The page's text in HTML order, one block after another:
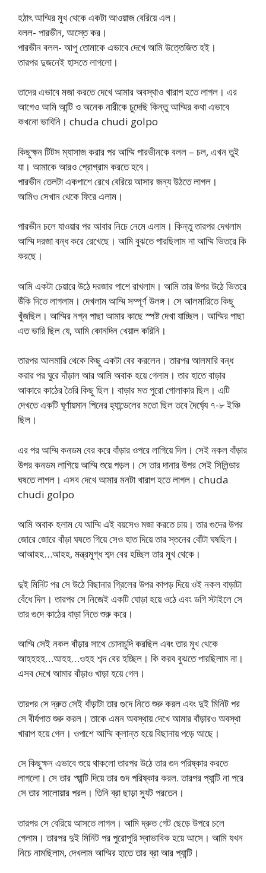
হঠাৎ আম্মির মুখ থেকে একটা আওয়াজ বেরিয়ে এল।
বলল- পারভীন, আস্তে কর।
পারভীন বলল- আপু তোমাকে এভাবে দেখে আমি উত্তেজিত হই।
তারপর দুজনেই হাসতে লাগলো।
তাদের এভাবে মজা করতে দেখে আমার অবস্থাও খারাপ হতে লাগল। এর
আগেও আমি আন্টি ও অনেক নারীকে চুদেছি কিন্তু আম্মির কথা এভাবে
কখনো ভাবিনি। chuda chudi golpo
কিছুক্ষন টিটস ম্যাসাজ করার পর আম্মি পারভীনকে বলল – চল, এখন তুই
যা। আমাকে আরও প্রোগ্রাম করতে হবে।
পারভীন তেলটা একপাশে রেখে বেরিয়ে আসার জন্য উঠতে লাগল।
আমিও সেখান থেকে ফিরে এলাম।
পারভীন চলে যাওয়ার পর আবার নিচে নেমে এলাম। কিন্তু তারপর দেখলাম
আম্মি দরজা বন্ধ করে রেখেছে। আমি বুঝতে পারছিলাম না আম্মি ভিতরে কি
করছে।
আমি একটা চেয়ারে উঠে দরজার পাশে রাখলাম। আমি তার উপর উঠে ভিতরে
উঁকি দিতে লাগলাম। দেখলাম আম্মি সম্পূর্ণ উলঙ্গ। সে আলমারিতে কিছু
খুঁজছিল। আম্মির নগ্ন পাছা আমার কাছে স্পষ্ট দেখা যাচ্ছিল। আম্মির পাছা
এত ভারি ছিল যে, আমি কোনদিন খেয়াল করিনি।
তারপর আলমারি থেকে কিছু একটা বের করলেন। তারপর আলমারি বন্ধ
করার পর ঘুরে দাঁড়াল আর আমি অবাক হয়ে গেলাম। তার হাতে বাড়ার
আকারে কাঠের তৈরি কিছু ছিল। বাড়ার মত পুরো গোলাকার ছিল। এটি
দেখতে একটি ঘূর্ণায়মান পিনের হ্যান্ডেলের মতো ছিল তবে দৈর্ঘ্যে ৭-৮ ইঞ্চি
ছিল।
এর পর আম্মি কনডম বের করে বাঁড়ার ওপরে লাগিয়ে দিল। সেই নকল বাঁড়ার
উপর কনডম লাগিয়ে আম্মি শুয়ে পড়ল। সে তার দানার উপর সেই সিলিন্ডার
ঘষতে লাগল। এসব দেখে আমার মনটা খারাপ হতে লাগল। chuda
chudi golpo
আমি অবাক হলাম যে আম্মি এই বয়সেও মজা করতে চায়। তার গুদের উপর
জোরে জোরে বাঁড়া ঘষতে গিয়ে সেও হাত দিয়ে তার স্তনের বোঁটা ঘষছিল।
আআহহ…আহহ, মন্ত্রমুগ্ধ শব্দ বের হচ্ছিল তার মুখ থেকে।
দুই মিনিট পর সে উঠে বিছানার গ্রিলের উপর কাপড় দিয়ে ওই নকল বাড়াটা
বেঁধে দিল। তারপর সে নিজেই একটি ঘোড়া হয়ে ওঠে এবং ডগি স্টাইলে সে
তার গুদে কাঠের বাড়া নিতে শুরু করে।
আম্মি সেই নকল বাঁড়ার সাথে চোদাচুদি করছিল এবং তার মুখ থেকে
আহহহহ…আহহ…ওহহ শব্দ বের হচ্ছিল। কি করব বুঝতে পারছিলাম না।
এসব দেখে আমার বাঁড়াও খাড়া হয়ে গেল।
তারপর সে দ্রুত সেই বাঁড়াটা তার গুদে নিতে শুরু করল এবং দুই মিনিট পর
সে বীর্যপাত শুরু করল। তাকে এমন অবস্থায় দেখে আমার বাঁড়ারও অবস্থা
খারাপ হয়ে গেল। ওপাশে আম্মি ক্লান্ত হয়ে বিছানায় পড়ে আছে।
সে কিছুক্ষন এভাবে শুয়ে থাকলো তারপর উঠে তার গুদ পরিষ্কার করতে
লাগলো। সে তার প্য়ান্টি দিয়ে তার গুদ পরিষ্কার করল. তারপর প্যান্টি না পরে
সে তার সালোয়ার পরল। তিনি ব্রা ছাড়া স্যুট পরতেন।
তারপর সে বেরিয়ে আসতে লাগল। আমি দ্রুত গেট ছেড়ে উপরে চলে
গেলাম। তারপর দুই মিনিট পর পুরোপুরি স্বাভাবিক হয়ে আসে। আমি যখন
নিচে নামছিলাম, দেখলাম আম্মির হাতে তার ব্রা আর প্যান্টি।